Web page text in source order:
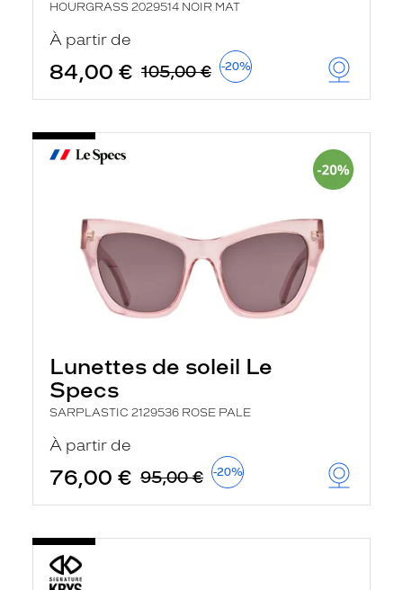
HOURGRASS 2029514 NOIR MAT
À partir de
84,00 € 105,00 € -20%
Lunettes de soleil Le
Specs
SARPLASTIC 2129536 ROSE PALE
À partir de
76,00 € 95,00 € -20%